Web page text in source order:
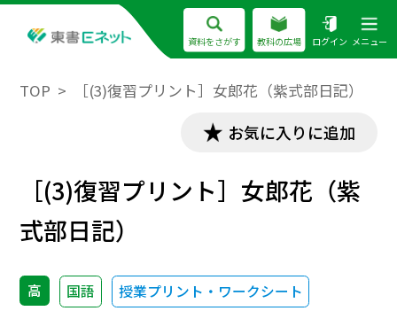
資料をさがす 教科の広場 ログイン メニュー
TOP ［(3)復習プリント］女郎花（紫式部日記）
お気に入りに追加
［(3)復習プリント］女郎花（紫
式部日記）
高 国語 授業プリント・ワークシート